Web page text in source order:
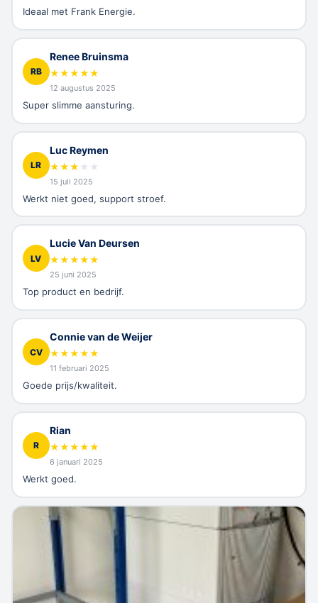
Ideaal met Frank Energie.
RB
Renee Bruinsma
★★★★★
12 augustus 2025
Super slimme aansturing.
LR
Luc Reymen
★★★ ★ ★
15 juli 2025
Werkt niet goed, support stroef.
LV
Lucie Van Deursen
★★★★★
25 juni 2025
Top product en bedrijf.
CV
Connie van de Weijer
★★★★★
11 februari 2025
Goede prijs/kwaliteit.
R
Rian
★★★★★
6 januari 2025
Werkt goed.